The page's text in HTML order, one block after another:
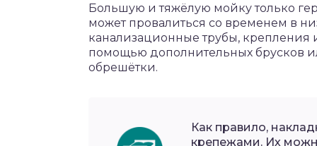
Большую и тяжёлую мойку только
может провалиться со временем в
канализационные трубы,
помощью дополнительных брусков
обрешётки.
Как правило,
крепежами. Их